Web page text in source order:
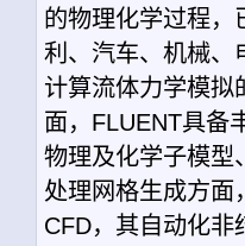
的物理化学过程，
利、汽车、机械、
计算流体力学模拟
面，FLUENT具备
物理及化学子模型
处理网格生成方面
CFD，其自动化非